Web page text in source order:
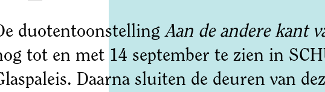
duotentoonstellingAan de andere kant
tot en met 14 september te zien in
Daarna sluiten de deuren van